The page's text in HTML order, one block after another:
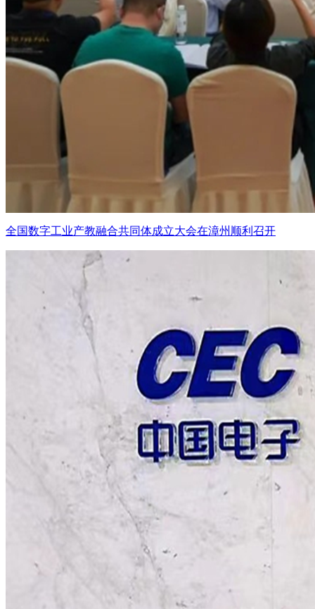
全国数字工业产教融合共同体成立大会在漳州顺利召开